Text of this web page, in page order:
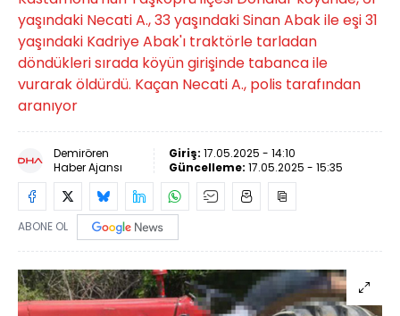
yaşındaki Necati A., 33 yaşındaki Sinan Abak ile eşi 31
yaşındaki Kadriye Abak'ı traktörle tarladan
döndükleri sırada köyün girişinde tabanca ile
vurarak öldürdü. Kaçan Necati A., polis tarafından
aranıyor
Demirören
Haber Ajansı
Giriş: 17.05.2025 - 14:10
Güncelleme: 17.05.2025 - 15:35
ABONE OL